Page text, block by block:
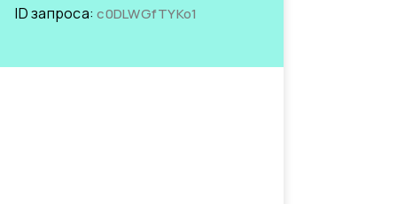
ID запроса:c0DLWGfTYKo1